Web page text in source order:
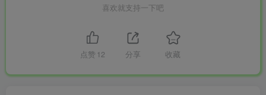
喜欢就支持一下吧
点赞 12 分享 收藏